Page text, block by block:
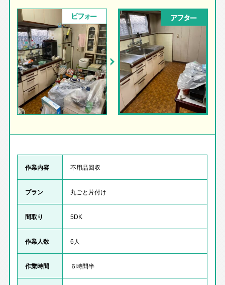
ビフォー アフター
作業内容 不用品回収
プラン 丸ごと片付け
間取り 5DK
作業人数 6人
作業時間 ６時間半